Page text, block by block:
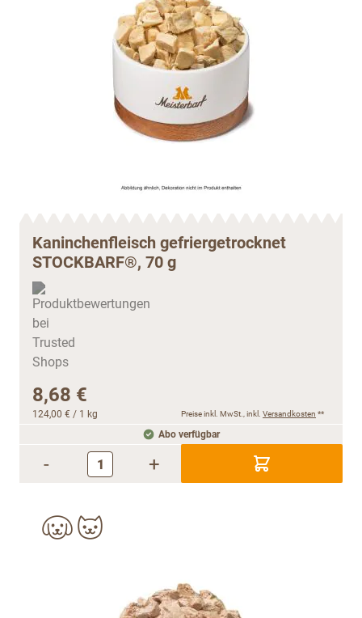
Kaninchenfleisch gefriergetrocknet
STOCKBARF®, 70 g
8,68 €
124,00 € / 1 kg Preise inkl. MwSt., inkl. Versandkosten **
Abo verfügbar
- +